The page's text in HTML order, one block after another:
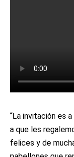
“La invitación es
a que les
felices y de